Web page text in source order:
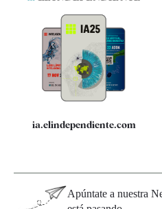
Quiénes somos
Especificaciones
ia.elindependiente.com
Apúntate a nuestra